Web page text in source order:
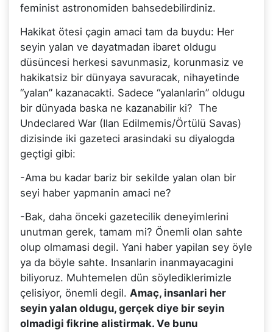
feminist astronomiden bahsedebilirdiniz.
Hakikat ötesi çagin amaci tam da buydu: Her
seyin yalan ve dayatmadan ibaret oldugu
düsüncesi herkesi savunmasiz, korunmasiz ve
hakikatsiz bir dünyaya savuracak, nihayetinde
“yalan” kazanacakti. Sadece “yalanlarin” oldugu
bir dünyada baska ne kazanabilir ki? The
Undeclared War (Ilan Edilmemis/Örtülü Savas)
dizisinde iki gazeteci arasindaki su diyalogda
geçtigi gibi:
-Ama bu kadar bariz bir sekilde yalan olan bir
seyi haber yapmanin amaci ne?
-Bak, daha önceki gazetecilik deneyimlerini
unutman gerek, tamam mi? Önemli olan sahte
olup olmamasi degil. Yani haber yapilan sey öyle
ya da böyle sahte. Insanlarin inanmayacagini
biliyoruz. Muhtemelen dün söylediklerimizle
çelisiyor, önemli degil. Amaç, insanlari her
seyin yalan oldugu, gerçek diye bir seyin
olmadigi fikrine alistirmak. Ve bunu